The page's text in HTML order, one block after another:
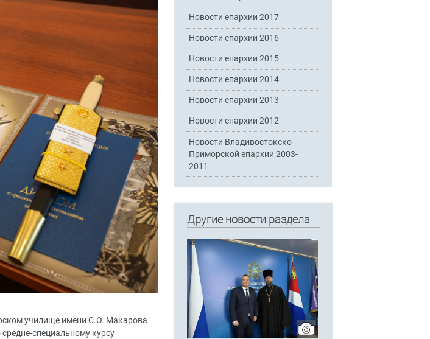
училище имени С.О. Макарова
специальному курсу
Новости епархии 2017
Новости епархии 2016
Новости епархии 2015
Новости епархии 2014
Новости епархии 2013
Новости епархии 2012
Новости Владивостокско-
Приморской епархии 2003-
2011
Другие новости раздела